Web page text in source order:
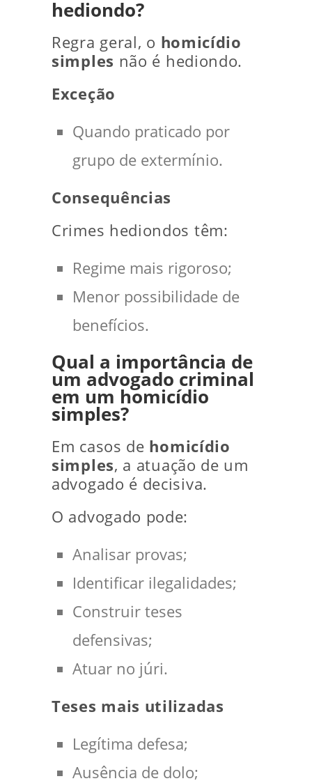
hediondo?
Regra geral, o homicídio
simples não é hediondo.
Exceção
Quando praticado por
grupo de extermínio.
Consequências
Crimes hediondos têm:
Regime mais rigoroso;
Menor possibilidade de
benefícios.
Qual a importância de
um advogado criminal
em um homicídio
simples?
Em casos de homicídio
simples, a atuação de um
advogado é decisiva.
O advogado pode:
Analisar provas;
Identificar ilegalidades;
Construir teses
defensivas;
Atuar no júri.
Teses mais utilizadas
Legítima defesa;
Ausência de dolo;